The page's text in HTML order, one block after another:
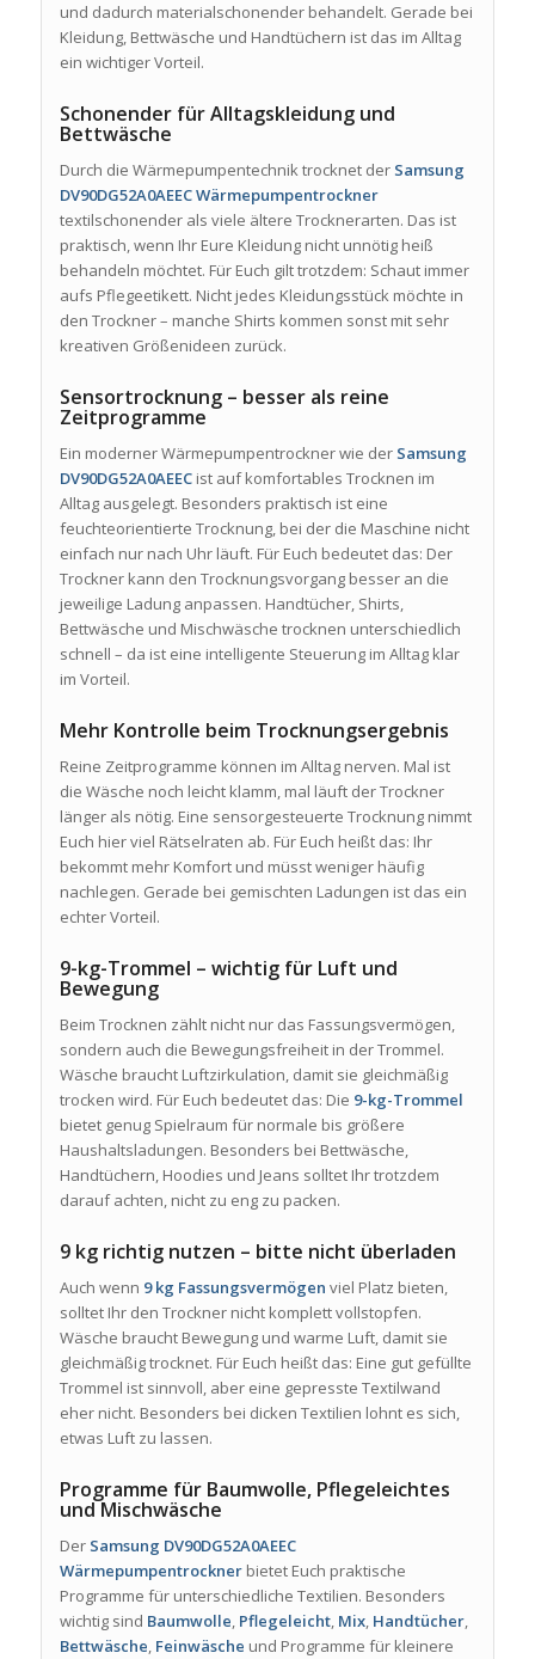
und dadurch materialschonender behandelt. Gerade bei
Kleidung, Bettwäsche und Handtüchern ist das im Alltag
ein wichtiger Vorteil.
Schonender für Alltagskleidung und
Bettwäsche
Durch die Wärmepumpentechnik trocknet der Samsung
DV90DG52A0AEEC Wärmepumpentrockner
textilschonender als viele ältere Trocknerarten. Das ist
praktisch, wenn Ihr Eure Kleidung nicht unnötig heiß
behandeln möchtet. Für Euch gilt trotzdem: Schaut immer
aufs Pflegeetikett. Nicht jedes Kleidungsstück möchte in
den Trockner – manche Shirts kommen sonst mit sehr
kreativen Größenideen zurück.
Sensortrocknung – besser als reine
Zeitprogramme
Ein moderner Wärmepumpentrockner wie der Samsung
DV90DG52A0AEECist auf komfortables Trocknen im
Alltag ausgelegt. Besonders praktisch ist eine
feuchteorientierte Trocknung, bei der die Maschine nicht
einfach nur nach Uhr läuft. Für Euch bedeutet das: Der
Trockner kann den Trocknungsvorgang besser an die
jeweilige Ladung anpassen. Handtücher, Shirts,
Bettwäsche und Mischwäsche trocknen unterschiedlich
schnell – da ist eine intelligente Steuerung im Alltag klar
im Vorteil.
Mehr Kontrolle beim Trocknungsergebnis
Reine Zeitprogramme können im Alltag nerven. Mal ist
die Wäsche noch leicht klamm, mal läuft der Trockner
länger als nötig. Eine sensorgesteuerte Trocknung nimmt
Euch hier viel Rätselraten ab. Für Euch heißt das: Ihr
bekommt mehr Komfort und müsst weniger häufig
nachlegen. Gerade bei gemischten Ladungen ist das ein
echter Vorteil.
9-kg-Trommel – wichtig für Luft und
Bewegung
Beim Trocknen zählt nicht nur das Fassungsvermögen,
sondern auch die Bewegungsfreiheit in der Trommel.
Wäsche braucht Luftzirkulation, damit sie gleichmäßig
trocken wird. Für Euch bedeutet das: Die 9-kg-Trommel
bietet genug Spielraum für normale bis größere
Haushaltsladungen. Besonders bei Bettwäsche,
Handtüchern, Hoodies und Jeans solltet Ihr trotzdem
darauf achten, nicht zu eng zu packen.
9 kg richtig nutzen – bitte nicht überladen
Auch wenn 9 kg Fassungsvermögen viel Platz bieten,
solltet Ihr den Trockner nicht komplett vollstopfen.
Wäsche braucht Bewegung und warme Luft, damit sie
gleichmäßig trocknet. Für Euch heißt das: Eine gut gefüllte
Trommel ist sinnvoll, aber eine gepresste Textilwand
eher nicht. Besonders bei dicken Textilien lohnt es sich,
etwas Luft zu lassen.
Programme für Baumwolle, Pflegeleichtes
und Mischwäsche
Der Samsung DV90DG52A0AEEC
Wärmepumpentrocknerbietet Euch praktische
Programme für unterschiedliche Textilien. Besonders
wichtig sind Baumwolle, Pflegeleicht, Mix, Handtücher,
Bettwäsche, Feinwäsche und Programme für kleinere